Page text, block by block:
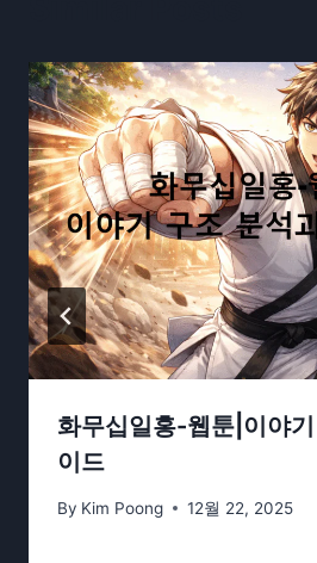
화무십일홍-웹툰|이야
이드
By Kim Poong 12월 22, 2025